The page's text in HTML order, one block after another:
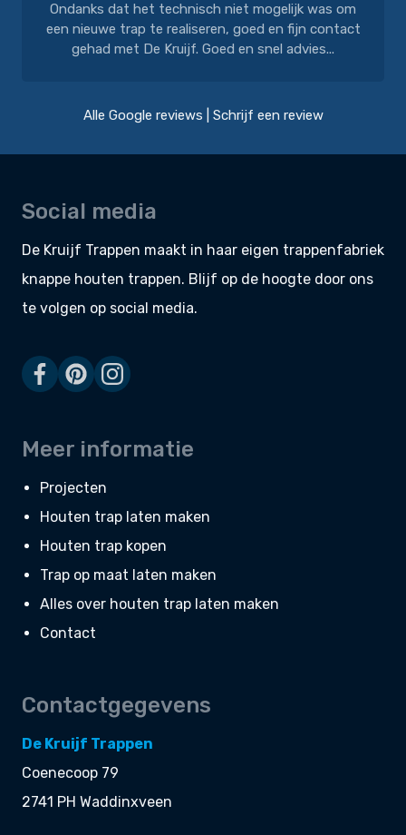
Ondanks dat het technisch niet mogelijk was om
een nieuwe trap te realiseren, goed en fijn contact
gehad met De Kruijf. Goed en snel advies...
Alle Google reviews Schrijf een review
Social media
De Kruijf Trappen maakt in haar eigen trappenfabriek
knappe houten trappen. Blijf op de hoogte door ons
te volgen op social media.
Meer informatie
Projecten
Houten trap laten maken
Houten trap kopen
Trap op maat laten maken
Alles over houten trap laten maken
Contact
Contactgegevens
De Kruijf Trappen
Coenecoop 79
2741 PH Waddinxveen